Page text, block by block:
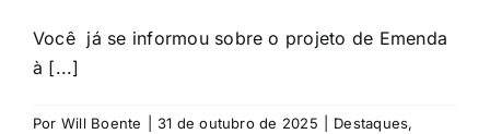
Você já se informou sobre o projeto de Emenda
à [...]
Por Will Boente 31 de outubro de 2025 Destaques,